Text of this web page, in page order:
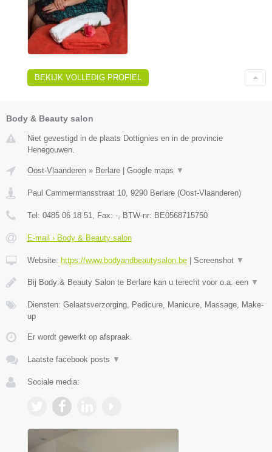
BEKIJK VOLLEDIG PROFIEL
Body & Beauty salon
Niet gevestigd in de plaats Dottignies en in de provincie
Henegouwen.
Oost-Vlaanderen » Berlare Google maps ▼
Paul Cammermansstraat 10, 9290 Berlare (Oost-Vlaanderen)
Tel: 0485 06 18 51, Fax: -, BTW-nr: BE0568715750
E-mail › Body & Beauty salon
Website: https://www.bodyandbeautysalon.be Screenshot ▼
Bij Body & Beauty Salon te Berlare kan u terecht voor o.a. een ▼
Diensten: Gelaatsverzorging, Pedicure, Manicure, Massage, Make-
up
Er wordt gewerkt op afspraak.
Laatste facebook posts ▼
Sociale media: